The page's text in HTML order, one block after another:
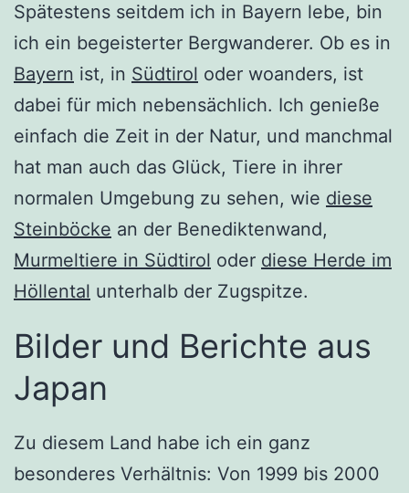
Spätestens seitdem ich in Bayern lebe, bin
ich ein begeisterter Bergwanderer. Ob es in
Bayern ist, in Südtirol oder woanders, ist
dabei für mich nebensächlich. Ich genieße
einfach die Zeit in der Natur, und manchmal
hat man auch das Glück, Tiere in ihrer
normalen Umgebung zu sehen, wie diese
Steinböcke an der Benediktenwand,
Murmeltiere in Südtirol oder diese Herde im
Höllental unterhalb der Zugspitze.
Bilder und Berichte aus
Japan
Zu diesem Land habe ich ein ganz
besonderes Verhältnis: Von 1999 bis 2000